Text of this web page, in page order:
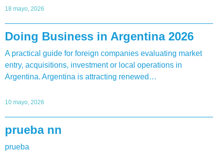
18 mayo, 2026
Doing Business in Argentina 2026
A practical guide for foreign companies evaluating market
entry, acquisitions, investment or local operations in
Argentina. Argentina is attracting renewed…
10 mayo, 2026
prueba nn
prueba